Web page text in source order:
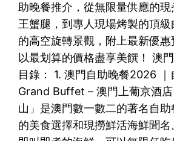
助晚餐推介，從無限量供應的
王蟹腿，到專人現場烤製的頂級
的高空旋轉景觀，附上最新優
以最划算的價格盡享美饌！ 澳
目錄： 1. 澳門自助晚餐2026
Grand Buffet – 澳門上葡京酒
山」是澳門數一數二的著名自
的美食選擇和現撈鮮活海鮮聞